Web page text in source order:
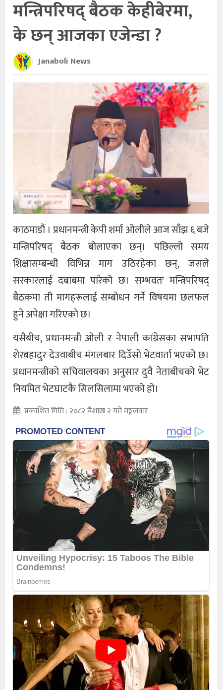
मन्त्रिपरिषद् बैठक केहीबेरमा,
के छन् आजका एजेन्डा ?
Janaboli News
काठमाडौं । प्रधानमन्त्री केपी शर्मा ओलीले आज साँझ ६ बजे
मन्त्रिपरिषद् बैठक बोलाएका छन्। पछिल्लो समय
शिक्षासम्बन्धी विभिन्न माग उठिरहेका छन्, जसले
सरकारलाई दबाबमा पारेको छ। सम्भवतः मन्त्रिपरिषद्
बैठकमा ती मागहरूलाई सम्बोधन गर्ने विषयमा छलफल
हुने अपेक्षा गरिएको छ।
यसैबीच, प्रधानमन्त्री ओली र नेपाली कांग्रेसका सभापति
शेरबहादुर देउवाबीच मंगलबार दिउँसो भेटवार्ता भएको छ।
प्रधानमन्त्रीको सचिवालयका अनुसार दुवै नेताबीचको भेट
नियमित भेटघाटकै सिलसिलामा भएको हो।
प्रकाशित मिति : २०८२ बैशाख २ गते मङ्गलवार